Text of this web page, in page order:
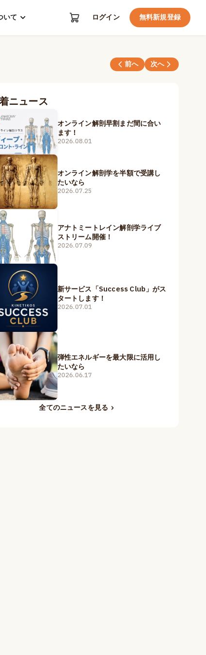
て ログイン 無料新規登録
前へ 次へ
ニュース
オンライン解剖早割まだ間に合い
ます！
2026.08.01
オンライン解剖学を半額で受講し
たいなら
2026.07.25
アナトミートレイン解剖学ライブ
ストリーム開催！
2026.07.09
新サービス「Success Club」がス
タートします！
2026.07.01
弾性エネルギーを最大限に活用し
たいなら
2026.06.17
全てのニュースを見る